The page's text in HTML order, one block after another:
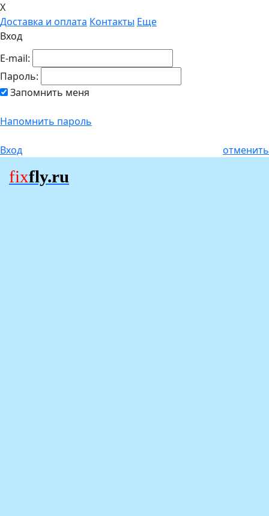
X
Доставка и оплата Контакты Еще
Вход
E-mail:
Пароль:
Запомнить меня
Напомнить пароль
Вход отменить
fixfly.ru